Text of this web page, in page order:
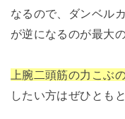
なるので、ダンベル
が逆になるのが最大
上腕二頭筋の力こぶ
したい方はぜひとも